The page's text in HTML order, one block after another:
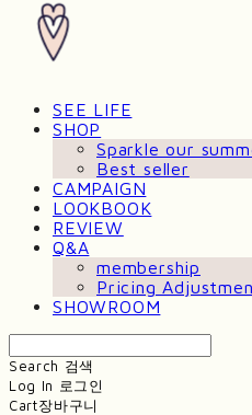
SEE LIFE
SHOP
Sparkle our
Best seller
CAMPAIGN
LOOKBOOK
REVIEW
Q&A
membership
Pricing
SHOWROOM
Search 검색
Log In 로그인
Cart장바구니